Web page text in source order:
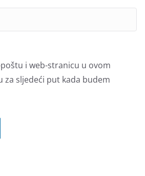
i web-stranicu u ovom
sljedeći put kada budem